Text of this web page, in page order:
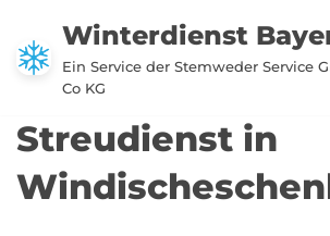
Zum
Inhalt
Winterdienst
Ein Service der Stemweder Service
Co KG
Streudienst in